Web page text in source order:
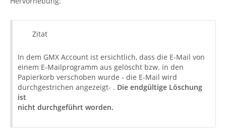
Zitat
In dem GMX Account ist ersichtlich, dass die E-Mail von
einem E-Mailprogramm aus gelöscht bzw. in den
Papierkorb verschoben wurde - die E-Mail wird
durchgestrichen angezeigt- . Die endgültige Löschung
ist
nicht durchgeführt worden.